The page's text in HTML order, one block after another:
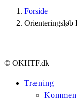
Forside
Orienteringsløb
© OKHTF.dk
Træning